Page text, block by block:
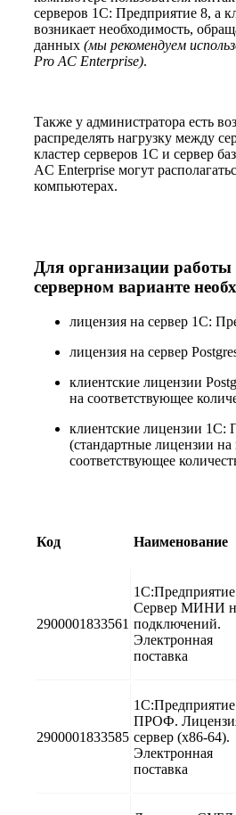
серверов 1С: Предприятие 8, а
возникает необходимость,
данных (мы рекомендуем
Pro AC Enterprise).
Также у администратора есть
распределять нагрузку между
кластер серверов 1С и сервер
AC Enterprise могут
компьютерах.
Для организации работы
серверном варианте
лицензия на сервер 1С:
лицензия на сервер
клиентские лицензии
на соответствующее
клиентские лицензии 1С:
(стандартные лицензии
соответствующее
Код Наименование
2900001833561
Сервер МИНИ
подключений.
Электронная
поставка
2900001833585
ПРОФ.
сервер (x86-64).
Электронная
поставка